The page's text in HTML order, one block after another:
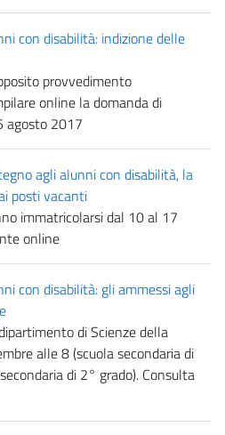
con disabilità: indizione delle
provvedimento
online la domanda di
agosto 2017
agli alunni con disabilità, la
posti vacanti
immatricolarsi dal 10 al 17
online
con disabilità: gli ammessi agli
di Scienze della
alle 8 (scuola secondaria di
di 2° grado). Consulta